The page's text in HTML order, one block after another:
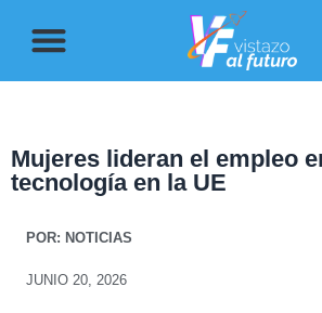
Mujeres lideran el empleo
tecnología en la UE
POR: NOTICIAS
JUNIO 20, 2026